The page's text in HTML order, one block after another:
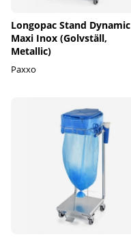
Longopac Stand Dynamic
Maxi Inox (Golvställ,
Metallic)
Paxxo